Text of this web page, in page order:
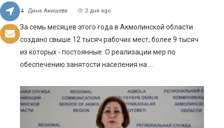
Дина Акишева 2 дня ago
За семь месяцев этого года в Акмолинской области
создано свыше 12 тысяч рабочих мест, более 9 тысяч
из которых - постоянные. О реализации мер по
обеспечению занятости населения на ...